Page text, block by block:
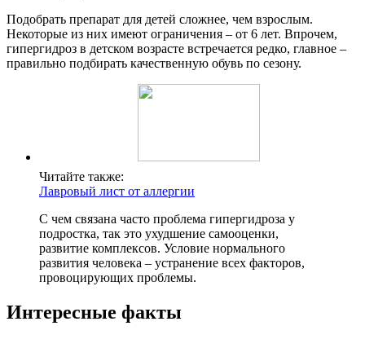
Подобрать препарат для детей сложнее, чем взрослым.
Некоторые из них имеют ограничения – от 6 лет. Впрочем,
гипергидроз в детском возрасте встречается редко, главное –
правильно подбирать качественную обувь по сезону.
Читайте также:
Лавровый лист от аллергии
С чем связана часто проблема гипергидроза у
подростка, так это ухудшение самооценки,
развитие комплексов. Условие нормального
развития человека – устранение всех факторов,
провоцирующих проблемы.
Интересные факты